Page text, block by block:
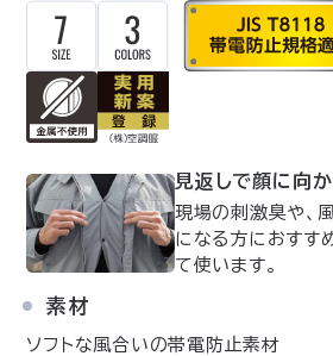
見返しで顔に向
現場の刺激臭や、
になる方におすす
て使います。
素材
ソフトな風合いの帯電防止素材